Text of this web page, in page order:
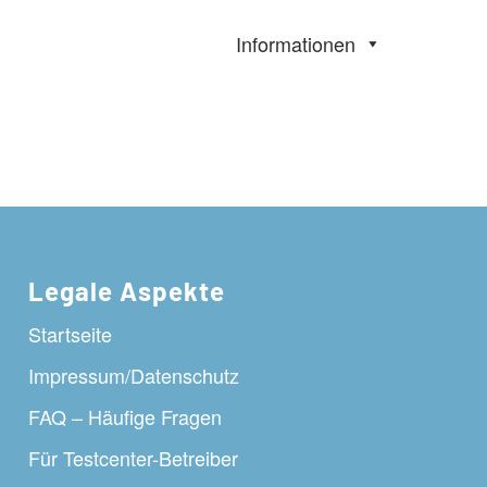
Informationen
Legale Aspekte
Startseite
Impressum/Datenschutz
FAQ – Häufige Fragen
Für Testcenter-Betreiber